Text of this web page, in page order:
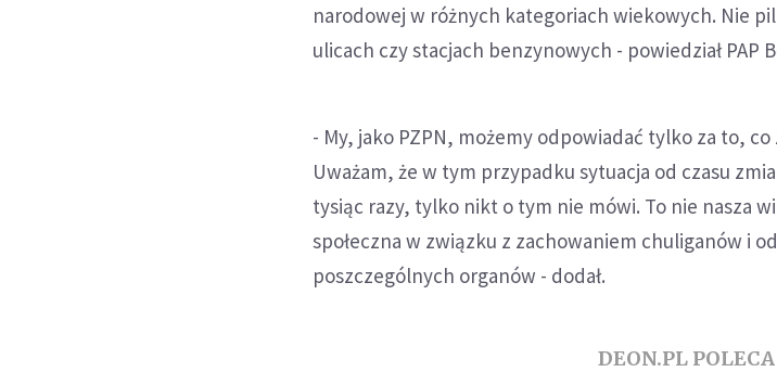
narodowej w różnych kategoriach wiekowych. Nie
ulicach czy stacjach benzynowych - powiedział PAP
- My, jako PZPN, możemy odpowiadać tylko za to,
Uważam, że w tym przypadku sytuacja od czasu
tysiąc razy, tylko nikt o tym nie mówi. To nie nasza
społeczna w związku z zachowaniem chuliganów i
poszczególnych organów - dodał.
DEON.PL POLECA